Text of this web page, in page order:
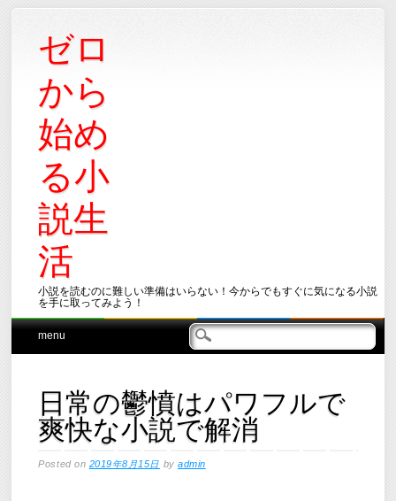
ゼロ
から
始め
る小
説生
活
小説を読むのに難しい準備はいらない！今からでもすぐに気になる小説
を手に取ってみよう！
Main menu
Skip
menu
日常の鬱憤はパワフルで
爽快な小説で解消
Posted on 2019年8月15日 byadmin